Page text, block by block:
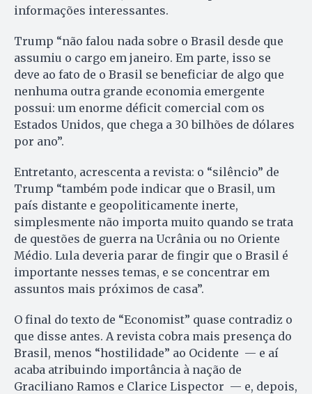
informações interessantes.
Trump “não falou nada sobre o Brasil desde que
assumiu o cargo em janeiro. Em parte, isso se
deve ao fato de o Brasil se beneficiar de algo que
nenhuma outra grande economia emergente
possui: um enorme déficit comercial com os
Estados Unidos, que chega a 30 bilhões de dólares
por ano”.
Entretanto, acrescenta a revista: o “silêncio” de
Trump “também pode indicar que o Brasil, um
país distante e geopoliticamente inerte,
simplesmente não importa muito quando se trata
de questões de guerra na Ucrânia ou no Oriente
Médio. Lula deveria parar de fingir que o Brasil é
importante nesses temas, e se concentrar em
assuntos mais próximos de casa”.
O final do texto de “Economist” quase contradiz o
que disse antes. A revista cobra mais presença do
Brasil, menos “hostilidade” ao Ocidente — e aí
acaba atribuindo importância à nação de
Graciliano Ramos e Clarice Lispector — e, depois,